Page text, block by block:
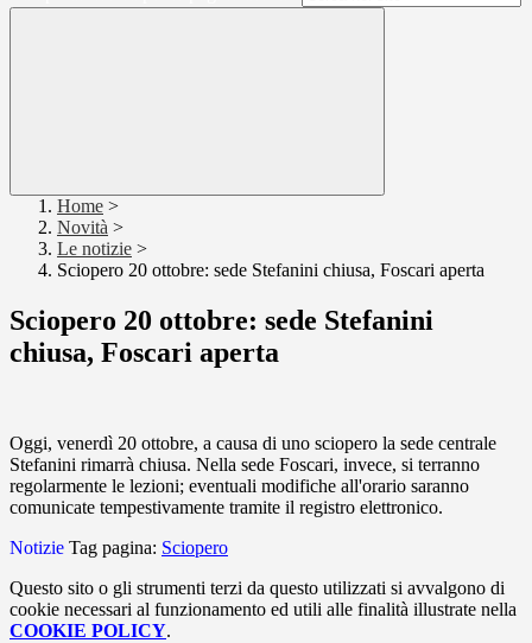
Home >
Novità >
Le notizie >
Sciopero 20 ottobre: sede Stefanini chiusa, Foscari aperta
Sciopero 20 ottobre: sede Stefanini
chiusa, Foscari aperta
Oggi, venerdì 20 ottobre, a causa di uno sciopero la sede centrale
Stefanini rimarrà chiusa. Nella sede Foscari, invece, si terranno
regolarmente le lezioni; eventuali modifiche all'orario saranno
comunicate tempestivamente tramite il registro elettronico.
Notizie Tag pagina: Sciopero
Questo sito o gli strumenti terzi da questo utilizzati si avvalgono di
cookie necessari al funzionamento ed utili alle finalità illustrate nella
COOKIE POLICY.